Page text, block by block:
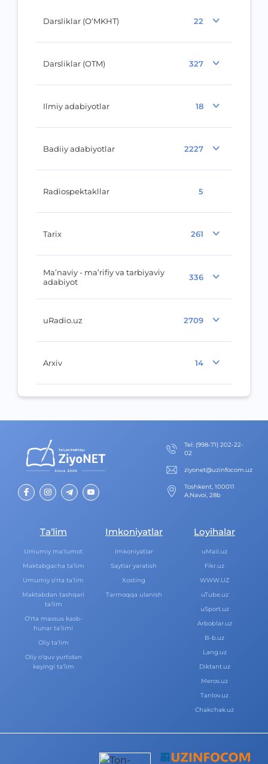
Darsliklar (O‘MKHT) 22
Darsliklar (OTM) 327
Ilmiy adabiyotlar 18
Badiiy adabiyotlar 2227
Radiospektakllar 5
Tarix 261
Ma’naviy - ma’rifiy va tarbiyaviy
adabiyot
336
uRadio.uz 2709
Arxiv 14
Теl: (998-71) 202-22-
02
ziyonet@uzinfocom.uz
Toshkent, 100011
A.Navoi, 28b
Ta‘lim
Umumiy ma‘lumot
Maktabgacha ta‘lim
Umumiy o‘rta ta‘lim
Maktabdan tashqari
ta‘lim
O‘rta maxsus kasb-
hunar ta‘limi
Oliy ta‘lim
Oliy o‘quv yurtidan
keyingi ta‘lim
Imkoniyatlar
Imkoniyatlar
Saytlar yaratish
Xosting
Tarmoqqa ulanish
Loyihalar
uMail.uz
Fikr.uz
WWW.UZ
uTube.uz
uSport.uz
Arboblar.uz
B-b.uz
Lang.uz
Diktant.uz
Meros.uz
Tanlov.uz
Chakchak.uz